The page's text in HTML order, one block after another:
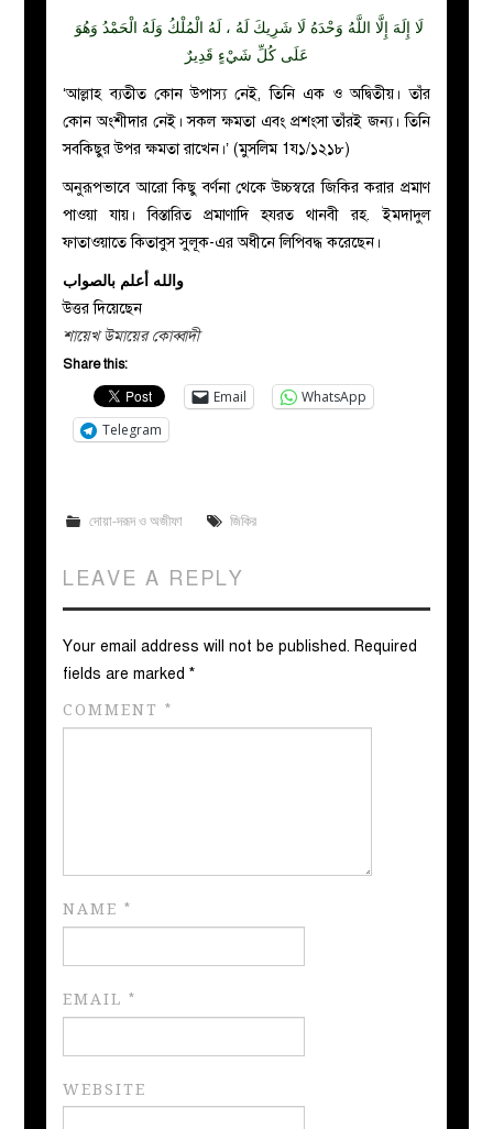
عَلَى كُلِّ شَيْءٍ قَدِيرٌ
‘আল্লাহ ব্যতীত কোন উপাস্য নেই, তিনি এক ও অদ্বিতীয়। তাঁর
কোন অংশীদার নেই। সকল ক্ষমতা এবং প্রশংসা তাঁরই জন্য। তিনি
সবকিছুর উপর ক্ষমতা রাখেন।’ (মুসলিম 1য১/১২১৮)
অনুরূপভাবে আরো কিছু বর্ণনা থেকে উচ্চস্বরে জিকির করার প্রমাণ
পাওয়া যায়। বিস্তারিত প্রমাণাদি হযরত থানবী রহ. ইমদাদুল
ফাতাওয়াতে কিতাবুস সুলূক-এর অধীনে লিপিবদ্ধ করেছেন।
والله أعلم بالصواب
উত্তর দিয়েছেন
শায়েখ উমায়ের কোব্বাদী
Share this:
Email
WhatsApp
Telegram
দোয়া-দরূদ ও অজীফা জিকির
LEAVE A REPLY
Your email address will not be published. Required
fields are marked*
COMMENT*
NAME*
EMAIL*
WEBSITE